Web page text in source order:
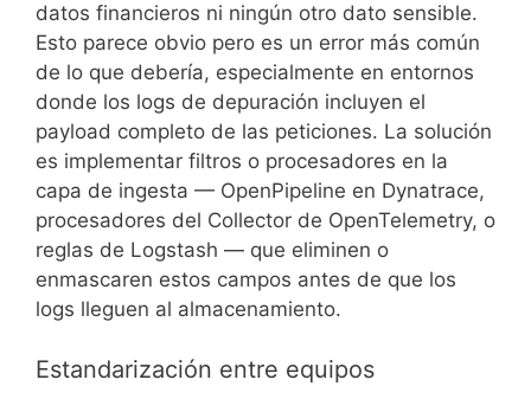
datos financieros ni ningún otro dato sensible.
Esto parece obvio pero es un error más común
de lo que debería, especialmente en entornos
donde los logs de depuración incluyen el
payload completo de las peticiones. La solución
es implementar filtros o procesadores en la
capa de ingesta — OpenPipeline en Dynatrace,
procesadores del Collector de OpenTelemetry, o
reglas de Logstash — que eliminen o
enmascaren estos campos antes de que los
logs lleguen al almacenamiento.
Estandarización entre equipos